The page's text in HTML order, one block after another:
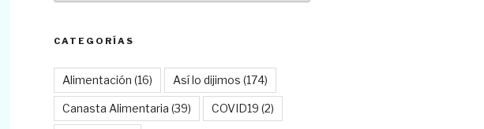
CATEGORÍAS
Alimentación (16) Así lo dijimos (174)
Canasta Alimentaria (39) COVID19 (2)